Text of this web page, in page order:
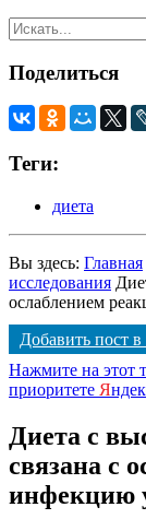
Поделиться
Теги:
диета
Вы здесь: Главная
исследования
ослаблением
Добавить пост в
Нажмите на этот
приоритете Я
Диета с
связана с
инфекцию